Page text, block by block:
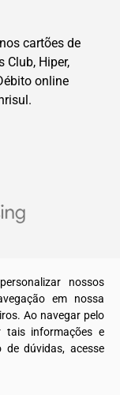
cartões de
Club, Hiper,
online
LTDA.
nossos
em nossa
Ao navegar pelo
tais informações e
dúvidas, acesse